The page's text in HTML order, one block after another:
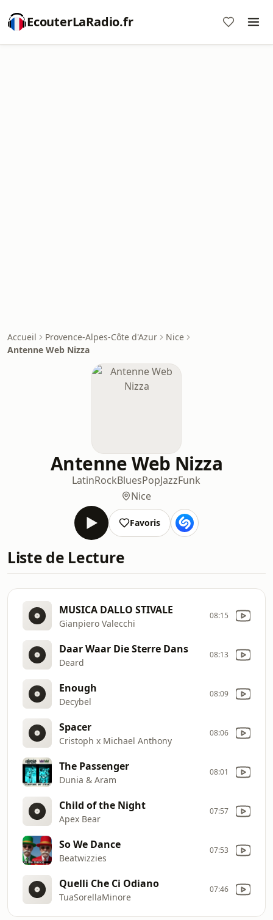
EcouterLaRadio.fr
Accueil Provence-Alpes-Côte d'Azur
Nice
Antenne Web Nizza
Antenne Web Nizza
LatinRockBluesPopJazzFunk
Nice
Favoris
Liste de Lecture
MUSICA DALLO STIVALE
Gianpiero Valecchi
08:15
Daar Waar Die Sterre Dans
Deard
08:13
Enough
Decybel
08:09
Spacer
Cristoph x Michael Anthony
08:06
The Passenger
Dunia & Aram
08:01
Child of the Night
Apex Bear
07:57
So We Dance
Beatwizzies
07:53
Quelli Che Ci Odiano
TuaSorellaMinore
07:46